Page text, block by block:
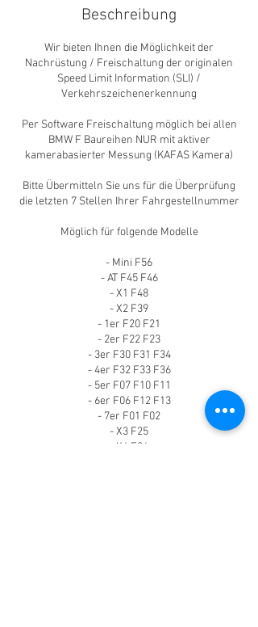
Beschreibung
Wir bieten Ihnen die Möglichkeit der
Nachrüstung / Freischaltung der originalen
Speed Limit Information (SLI) /
Verkehrszeichenerkennung
Per Software Freischaltung möglich bei allen
BMW F Baureihen NUR mit aktiver
kamerabasierter Messung (KAFAS Kamera)
Bitte Übermitteln Sie uns für die Überprüfung
die letzten 7 Stellen Ihrer Fahrgestellnummer
Möglich für folgende Modelle
- Mini F56
- AT F45 F46
- X1 F48
- X2 F39
- 1er F20 F21
- 2er F22 F23
- 3er F30 F31 F34
- 4er F32 F33 F36
- 5er F07 F10 F11
- 6er F06 F12 F13
- 7er F01 F02
- X3 F25
- X4 F26